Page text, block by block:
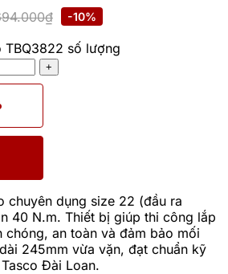
-10%
TBQ3822 số lượng
chuyên dụng size 22 (đầu ra
40 N.m. Thiết bị giúp thi công lắp
chóng, an toàn và đảm bảo mối
245mm vừa vặn, đạt chuẩn kỹ
Đài Loan.